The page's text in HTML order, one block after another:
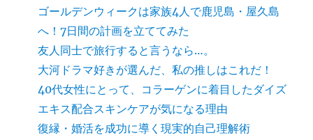
ゴールデンウィークは家族4人で鹿児島・屋久島
へ！7日間の計画を立ててみた
友人同士で旅行すると言うなら…。
大河ドラマ好きが選んだ、私の推しはこれだ！
40代女性にとって、コラーゲンに着目したダイズ
エキス配合スキンケアが気になる理由
復縁・婚活を成功に導く現実的自己理解術